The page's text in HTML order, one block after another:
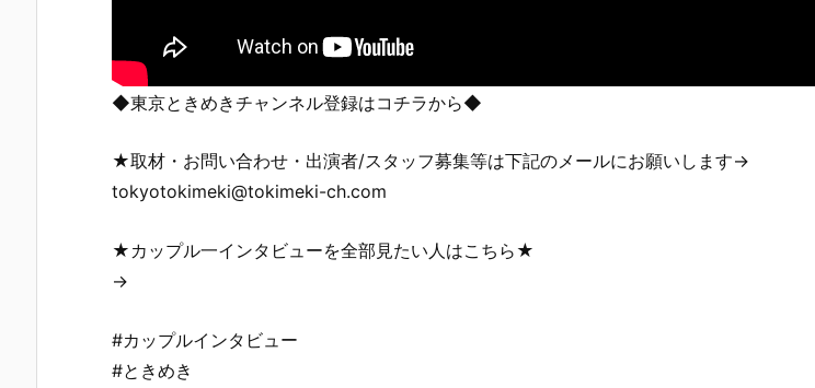
◆東京ときめきチャンネル登録はコチラから◆
★取材・お問い合わせ・出演者/スタッフ募集等は下記のメールにお願いします→
tokyotokimeki@tokimeki-ch.com
★カップル一インタビューを全部見たい人はこちら★
→
#カップルインタビュー
#ときめき